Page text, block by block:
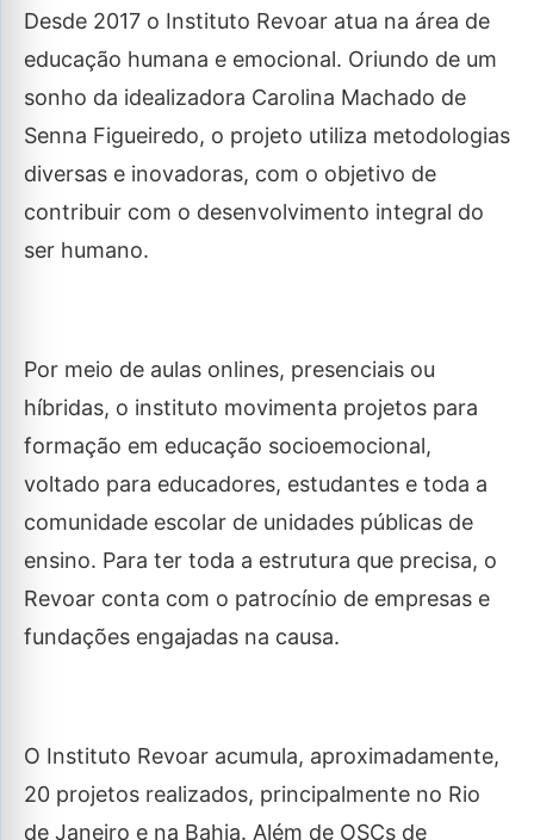
Desde 2017 o Instituto Revoar atua na área de
educação humana e emocional. Oriundo de um
sonho da idealizadora Carolina Machado de
Senna Figueiredo, o projeto utiliza metodologias
diversas e inovadoras, com o objetivo de
contribuir com o desenvolvimento integral do
ser humano.
Por meio de aulas onlines, presenciais ou
híbridas, o instituto movimenta projetos para
formação em educação socioemocional,
voltado para educadores, estudantes e toda a
comunidade escolar de unidades públicas de
ensino. Para ter toda a estrutura que precisa, o
Revoar conta com o patrocínio de empresas e
fundações engajadas na causa.
O Instituto Revoar acumula, aproximadamente,
20 projetos realizados, principalmente no Rio
de Janeiro e na Bahia. Além de OSCs de